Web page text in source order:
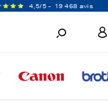
4,5/5 - 19 468 avis